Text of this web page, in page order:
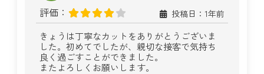
評価：
投稿日：1年前
きょうは丁寧なカットをありがとうございま
した。初めてでしたが、親切な接客で気持ち
良く過ごすことができました。
またよろしくお願いします。